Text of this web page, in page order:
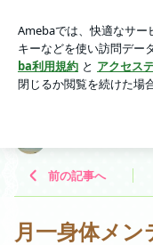
アプリをダウンロード
ょう。
前の記事へ
月一身体メ